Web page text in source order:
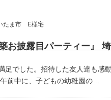
たま市 E様宅
足でした。招待した友人達も感
前中に、子どもの幼稚園の…